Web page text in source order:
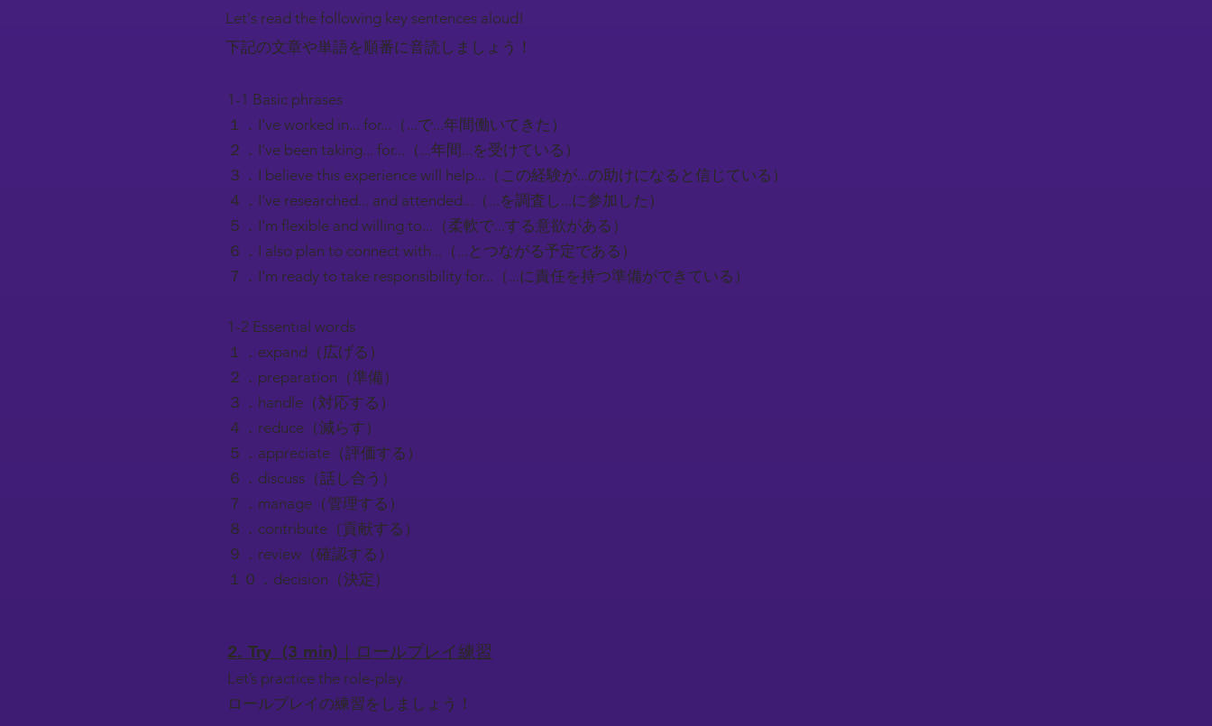
Let's read the following key sentences aloud!
下記の文章や単語を順番に音読しましょう！
1-1 Basic phrases
１．I've worked in... for...（...で...年間働いてきた）
２．I've been taking... for...（...年間...を受けている）
３．I believe this experience will help...（この経験が...の助けになると信じている）
４．I've researched... and attended...（...を調査し...に参加した）
５．I'm flexible and willing to...（柔軟で...する意欲がある）
６．I also plan to connect with...（...とつながる予定である）
７．I'm ready to take responsibility for...（...に責任を持つ準備ができている）
1-2 Essential words
１．expand（広げる）
２．preparation（準備）
３．handle（対応する）
４．reduce（減らす）
５．appreciate（評価する）
６．discuss（話し合う）
７．manage（管理する）
８．contribute（貢献する）
９．review（確認する）
１０．decision（決定）
2. Try (3 min)｜ロールプレイ練習
Let’s practice the role-play.
ロールプレイの練習をしましょう！